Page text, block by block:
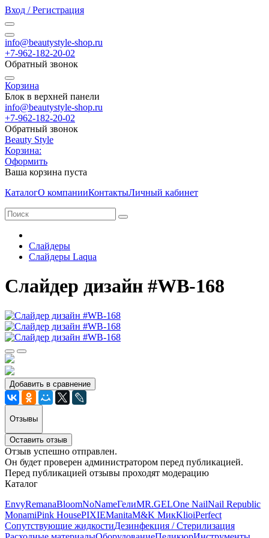
Вход / Регистрация
info@beautystyle-shop.ru
+7-962-182-20-02
Обратный звонок
Корзина
Блок в верхней панели
info@beautystyle-shop.ru
+7-962-182-20-02
Обратный звонок
Beauty Style
Корзина:
Оформить
Ваша корзина пуста
КаталогО компанииКонтактыЛичный кабинет
Слайдеры
Слайдеры Laqua
Cлайдер дизайн #WB-168
Добавить в сравнение
Отзывы
Оставить отзыв
Отзыв успешно отправлен.
Он будет проверен администратором перед публикацией.
Перед публикацией отзывы проходят модерацию
Каталог
EnvyRemanaBloomNoNameГелиMR.GELOne NailNail Republic
MonamiPink HousePIXIEManitaM&K МикKlioiPerfect
Сопутствующие жидкостиДезинфекция / Стерилизация